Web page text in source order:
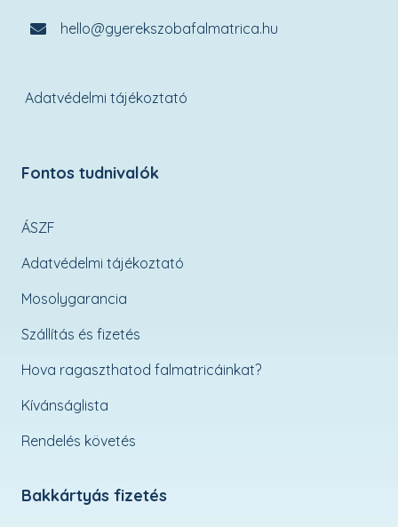
hello@gyerekszobafalmatrica.hu
Adatvédelmi tájékoztató
Fontos tudnivalók
ÁSZF
Adatvédelmi tájékoztató
Mosolygarancia
Szállítás és fizetés
Hova ragaszthatod falmatricáinkat?
Kívánságlista
Rendelés követés
Bakkártyás fizetés